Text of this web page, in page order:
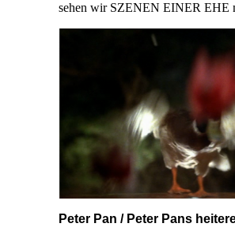
sehen wir SZENEN EINER EHE
Peter Pan / Peter Pans